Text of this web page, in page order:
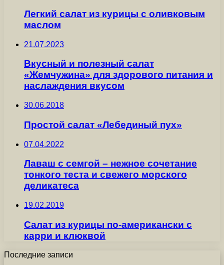
Легкий салат из курицы с оливковым
маслом
21.07.2023
Вкусный и полезный салат
«Жемчужина» для здорового питания и
наслаждения вкусом
30.06.2018
Простой салат «Лебединый пух»
07.04.2022
Лаваш с семгой – нежное сочетание
тонкого теста и свежего морского
деликатеса
19.02.2019
Салат из курицы по-американски с
карри и клюквой
Последние записи